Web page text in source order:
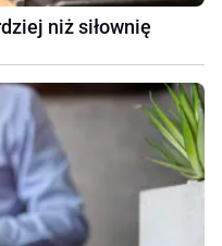
niż siłownię